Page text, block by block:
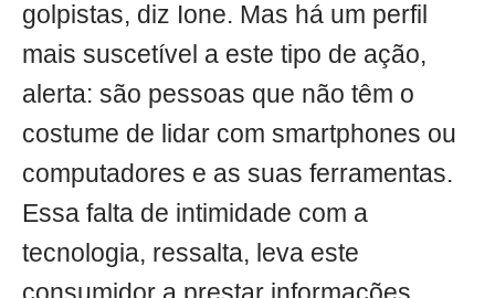
golpistas, diz Ione. Mas há um perfil
mais suscetível a este tipo de ação,
alerta: são pessoas que não têm o
costume de lidar com smartphones ou
computadores e as suas ferramentas.
Essa falta de intimidade com a
tecnologia, ressalta, leva este